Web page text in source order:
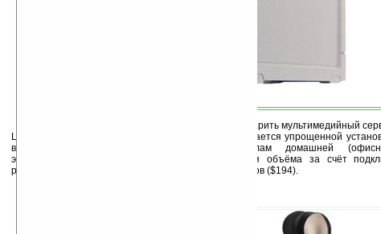
Любителям музыки и кинофильмов можно подарить мультимедийный
Live емкостью 640 ГБ. Buffalo LinkStation Live отличается упрощенной
возможностью организации доступа к файлам домашней
энергопотреблением и возможностью расширения объёма за счёт
разъёмы. Стоимость гаджета – 130 фунтов стерлингов ($194).